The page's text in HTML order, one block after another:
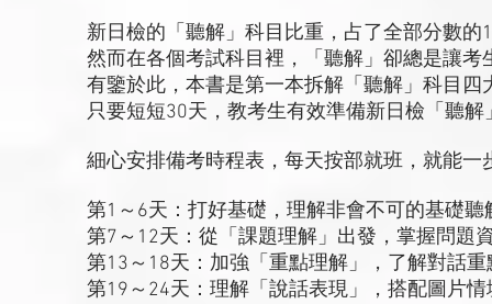
新日檢的「聽解」科目比重，占了全部分數的
然而在各個考試科目裡，「聽解」卻總是讓
有鑒於此，本書是第一本拆解「聽解」科目
只要短短30天，教考生有效準備新日檢「聽解
細心安排備考時程表，每天按部就班，就能
第1～6天：打好基礎，理解非會不可的基礎聽
第7～12天：從「課題理解」出發，掌握問題
第13～18天：加強「重點理解」，了解對話
第19～24天：理解「說話表現」，搭配圖片